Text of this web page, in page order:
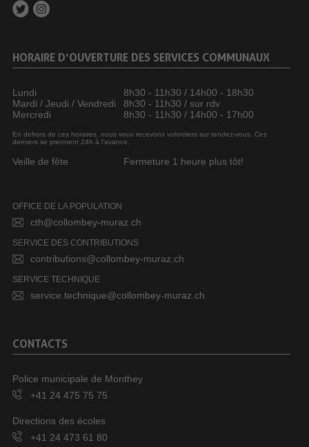
HORAIRE D’OUVERTURE DES SERVICES COMMUNAUX
Lundi
8h30 - 11h30 / 14h00 - 18h30
Mardi / Jeudi / Vendredi
8h30 - 11h30 / sur rdv
Mercredi
8h30 - 11h30 / 14h00 - 17h00
En dehors de ces horaires, nous vous recevons volontiers sur rendez-vous. Ces
derniers se prennent 24h à l’avance.
Veille de fête Fermeture 1 heure plus tôt!
OFFICE DE LA POPULATION
cth@collombey-muraz.ch
SERVICE DES CONTRIBUTIONS
contributions@collombey-muraz.ch
SERVICE TECHNIQUE
service.technique@collombey-muraz.ch
CONTACTS
Police municipale de Monthey
+41 24 475 75 75
Directions des écoles
+41 24 473 61 80